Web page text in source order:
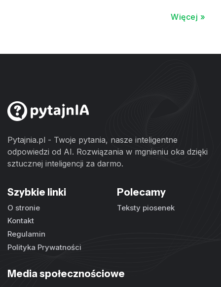
Więcej »
Pytajnia.pl - Twoje pytania, nasze inteligentne
odpowiedzi od AI. Rozwiązania w mgnieniu oka dzięki
sztucznej inteligencji za darmo.
Szybkie linki
O stronie
Kontakt
Regulamin
Polityka Prywatności
Polecamy
Teksty piosenek
Media społecznościowe